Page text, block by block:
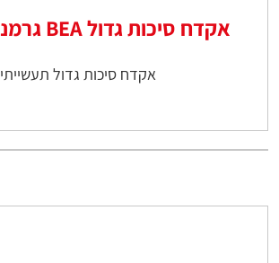
אקדח סיכות גדול BEA גרמניה 14/50
אקדח סיכות גדול תעשייתי